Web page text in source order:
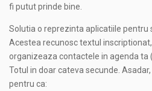
fi putut prinde bine.
Solutia o reprezinta aplicatiile pentru
Acestea recunosc textul
organizeaza contactele in agenda ta
Totul in doar cateva secunde.
pentru ca: